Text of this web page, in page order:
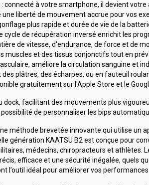
: connecté à votre smartphone, il devient
une liberté de mouvement accrue pour vos
plus rapide et durée de vie de la
cycle de récupération inversé enrichit les
de vitesse, d'endurance, de force et de
muscles et des tissus conjonctifs tout en
améliore la circulation sanguine et
plâtres, des écharpes, ou en fauteuil
gratuitement sur l'Apple Store et le
dock, facilitant des mouvements plus
de personnaliser les bips
méthode brevetée innovante qui utilise
génération KAATSU B2 est conçue pour
médecins, chiropracteurs et athlètes.
efficace et une sécurité inégalée, quels
l’outil idéal pour améliorer vos